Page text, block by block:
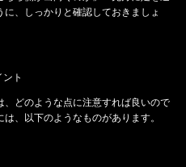
、しっかりと確認しておきましょ
ト
どのような点に注意すれば良いので
、以下のようなものがあります。